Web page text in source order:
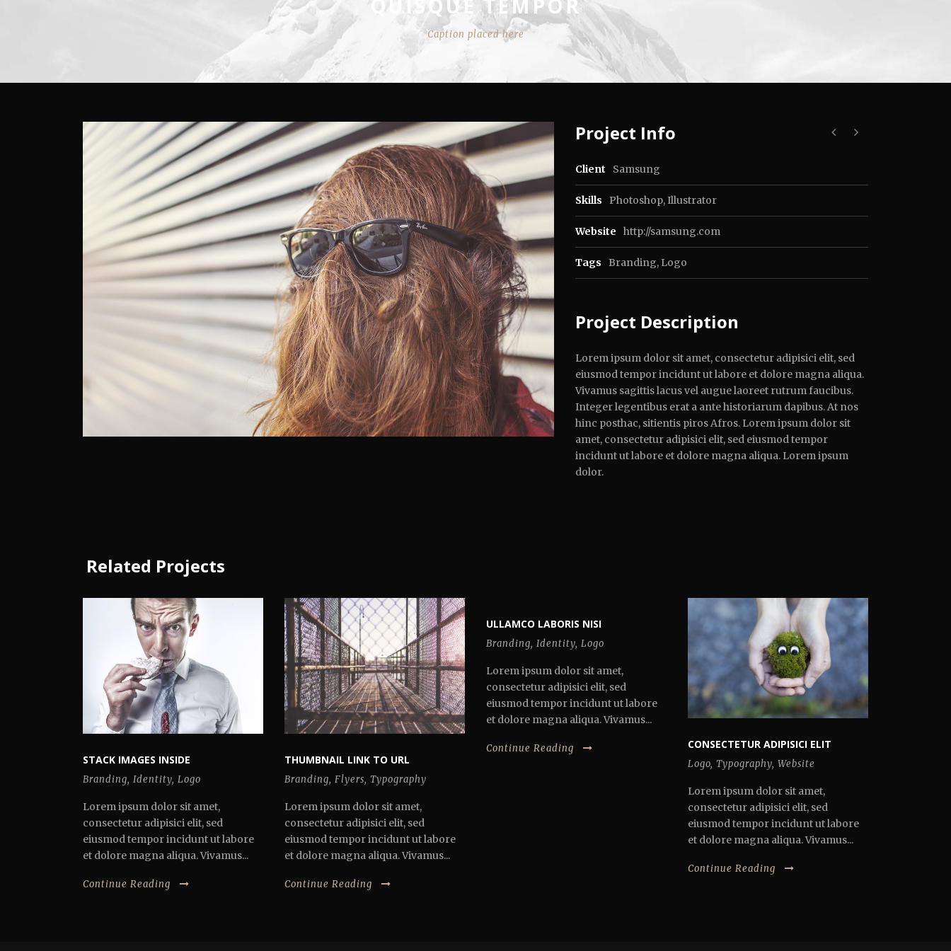
QUISQUE TEMPOR
Caption placed here
Project Info
Client Samsung
Skills Photoshop, Illustrator
Website http://samsung.com
Tags Branding, Logo
Project Description
Lorem ipsum dolor sit amet, consectetur adipisici elit, sed
eiusmod tempor incidunt ut labore et dolore magna aliqua.
Vivamus sagittis lacus vel augue laoreet rutrum faucibus.
Integer legentibus erat a ante historiarum dapibus. At nos
hinc posthac, sitientis piros Afros. Lorem ipsum dolor sit
amet, consectetur adipisici elit, sed eiusmod tempor
incidunt ut labore et dolore magna aliqua. Lorem ipsum
dolor.
Related Projects
STACK IMAGES INSIDE
Branding, Identity, Logo
Lorem ipsum dolor sit amet,
consectetur adipisici elit, sed
eiusmod tempor incidunt ut labore
et dolore magna aliqua. Vivamus...
Continue Reading
THUMBNAIL LINK TO URL
Branding, Flyers, Typography
Lorem ipsum dolor sit amet,
consectetur adipisici elit, sed
eiusmod tempor incidunt ut labore
et dolore magna aliqua. Vivamus...
Continue Reading
ULLAMCO LABORIS NISI
Branding, Identity, Logo
Lorem ipsum dolor sit amet,
consectetur adipisici elit, sed
eiusmod tempor incidunt ut labore
et dolore magna aliqua. Vivamus...
Continue Reading CONSECTETUR ADIPISICI ELIT
Logo, Typography, Website
Lorem ipsum dolor sit amet,
consectetur adipisici elit, sed
eiusmod tempor incidunt ut labore
et dolore magna aliqua. Vivamus...
Continue Reading